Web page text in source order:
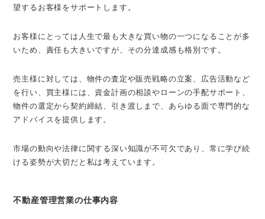
望するお客様をサポートします。
お客様にとっては人生で最も大きな買い物の一つになることが多
いため、責任も大きいですが、その分達成感も格別です。
売主様に対しては、物件の査定や販売戦略の立案、広告活動など
を行い、買主様には、資金計画の相談やローンの手配サポート、
物件の選定から契約締結、引き渡しまで、あらゆる面で専門的な
アドバイスを提供します。
市場の動向や法律に関する深い知識が不可欠であり、常に学び続
ける姿勢が大切だと私は考えています。
不動産管理営業の仕事内容